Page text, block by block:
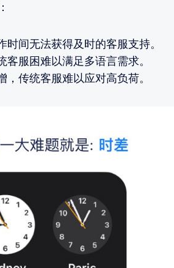
间无法获得及时的客服支持。
服困难以满足多语言需求。
传统客服难以应对高负荷。